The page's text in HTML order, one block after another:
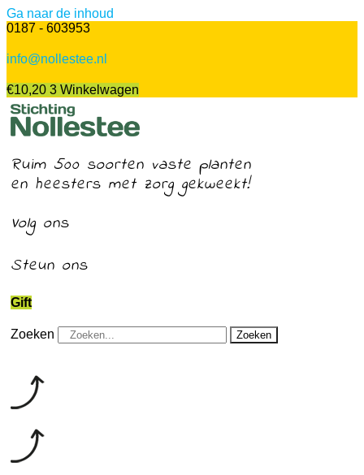
Ga naar de inhoud
0187 - 603953
info@nollestee.nl
€10,20 3 Winkelwagen
Ruim 500 soorten vaste planten
en heesters met zorg gekweekt!
Volg ons
Steun ons
Gift
Zoeken Zoeken